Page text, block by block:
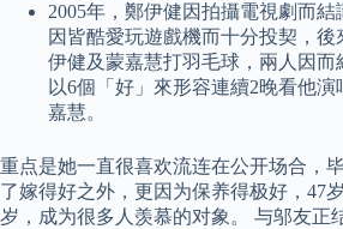
2005年，鄭伊健因拍攝電視劇而結
因皆酷愛玩遊戲機而十分投契，後
伊健及蒙嘉慧打羽毛球，兩人因而
以6個「好」來形容連續2晚看他
嘉慧。
重点是她一直很喜欢流连在公开场合，
了嫁得好之外，更因为保养得极好，47
岁，成为很多人羡慕的对象。 与邬友正